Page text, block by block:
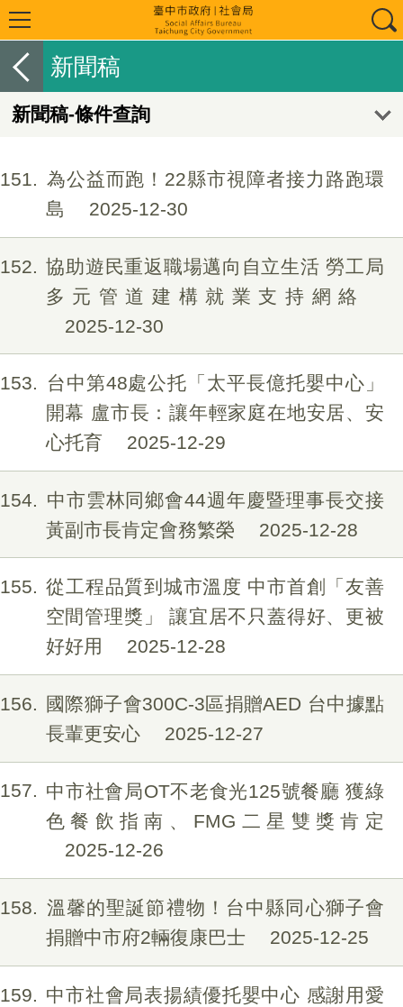
新聞稿
新聞稿-條件查詢
151
為公益而跑！22縣市視障者接力路跑環
島
2025-12-30
152
協助遊民重返職場邁向自立生活 勞工局
多元管道建構就業支持網絡
2025-12-30
153
台中第48處公托「太平長億托嬰中心」
開幕 盧市長：讓年輕家庭在地安居、安
心托育
2025-12-29
154
中市雲林同鄉會44週年慶暨理事長交接
黃副市長肯定會務繁榮
2025-12-28
155
從工程品質到城市溫度 中市首創「友善
空間管理獎」 讓宜居不只蓋得好、更被
好好用
2025-12-28
156
國際獅子會300C-3區捐贈AED 台中據點
長輩更安心
2025-12-27
157
中市社會局OT不老食光125號餐廳 獲綠
色餐飲指南、FMG二星雙獎肯定
2025-12-26
158
溫馨的聖誕節禮物！台中縣同心獅子會
捐贈中市府2輛復康巴士
2025-12-25
159
中市社會局表揚績優托嬰中心 感謝用愛